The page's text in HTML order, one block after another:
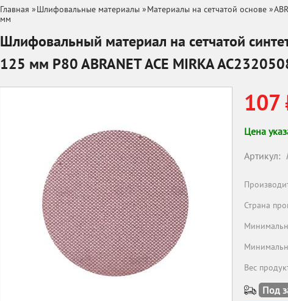
Главная »Шлифовальные материалы »Материалы на сетчатой основе »
мм
Шлифовальный материал на сетчатой
125 мм P80 ABRANET ACE MIRKA
107
Цена
Артикул:
Страна
Вес
Под